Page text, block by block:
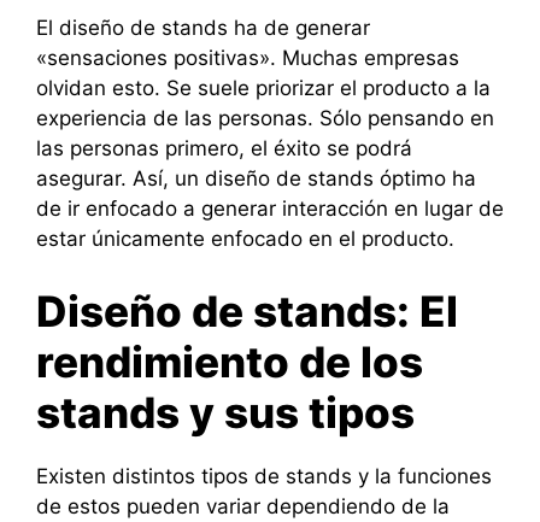
El diseño de stands ha de generar
«sensaciones positivas». Muchas empresas
olvidan esto. Se suele priorizar el producto a la
experiencia de las personas. Sólo pensando en
las personas primero, el éxito se podrá
asegurar. Así, un diseño de stands óptimo ha
de ir enfocado a generar interacción en lugar de
estar únicamente enfocado en el producto.
Diseño de stands: El
rendimiento de los
stands y sus tipos
Existen distintos tipos de stands y la funciones
de estos pueden variar dependiendo de la